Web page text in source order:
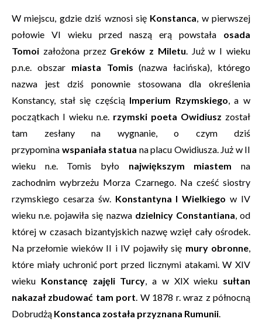
W miejscu, gdzie dziś wznosi się Konstanca, w pierwszej
połowie VI wieku przed naszą erą powstała osada
Tomoi założona przez Greków z Miletu. Już w I wieku
p.n.e. obszar miasta Tomis (nazwa łacińska), którego
nazwa jest dziś ponownie stosowana dla określenia
Konstancy, stał się częścią Imperium Rzymskiego, a w
początkach I wieku n.e. rzymski poeta Owidiusz został
tam zesłany na wygnanie, o czym dziś
przypomina wspaniała statua na placu Owidiusza. Już w II
wieku n.e. Tomis było największym miastem na
zachodnim wybrzeżu Morza Czarnego. Na cześć siostry
rzymskiego cesarza św. Konstantyna I Wielkiego w IV
wieku n.e. pojawiła się nazwa dzielnicy Constantiana, od
której w czasach bizantyjskich nazwę wzięł cały ośrodek.
Na przełomie wieków II i IV pojawiły się mury obronne,
które miały uchronić port przed licznymi atakami. W XIV
wieku Konstancę zajęli Turcy, a w XIX wieku sułtan
nakazał zbudować tam port. W 1878 r. wraz z północną
Dobrudżą Konstanca została przyznana Rumunii.